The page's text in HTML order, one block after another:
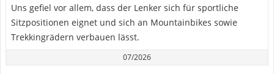
Uns gefiel vor allem, dass der Lenker sich für sportliche
Sitzpositionen eignet und sich an Mountainbikes sowie
Trekkingrädern verbauen lässt.
07/2026